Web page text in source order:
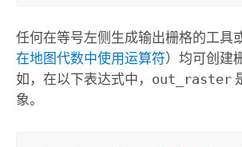
任何在等号左侧生成输出栅格的工具
在地图代数中使用运算符）均可创建
如，在以下表达式中， out_raster
象。